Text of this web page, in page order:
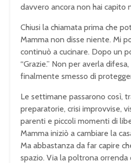
davvero ancora non hai capito
Chiusi la chiamata prima che
Mamma non disse niente. Mi
continuò a cucinare. Dopo un
“Grazie.” Non per averla
finalmente smesso di
Le settimane passarono così,
preparatorie, crisi improvvise,
parenti e piccoli momenti di
Mamma iniziò a cambiare la
Ma abbastanza da far capire
spazio. Via la poltrona orrenda